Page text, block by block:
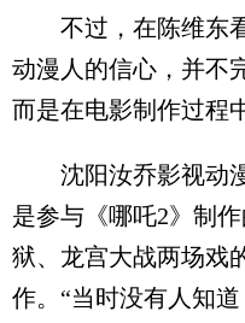
不过，在陈维东看
动漫人的信心，并不
而是在电影制作过程
沈阳汝乔影视动漫
是参与《哪吒2》制
狱、龙宫大战两场戏
作。“当时没有人知